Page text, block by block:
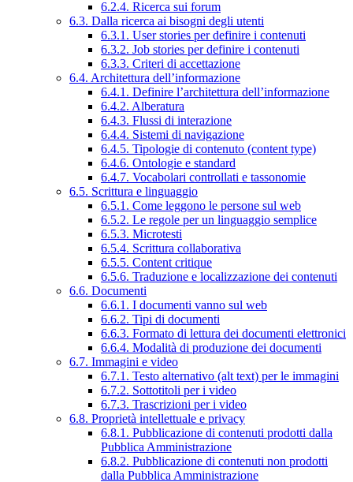
6.2.4. Ricerca sui forum
6.3. Dalla ricerca ai bisogni degli utenti
6.3.1. User stories per definire i contenuti
6.3.2. Job stories per definire i contenuti
6.3.3. Criteri di accettazione
6.4. Architettura dell’informazione
6.4.1. Definire l’architettura dell’informazione
6.4.2. Alberatura
6.4.3. Flussi di interazione
6.4.4. Sistemi di navigazione
6.4.5. Tipologie di contenuto (content type)
6.4.6. Ontologie e standard
6.4.7. Vocabolari controllati e tassonomie
6.5. Scrittura e linguaggio
6.5.1. Come leggono le persone sul web
6.5.2. Le regole per un linguaggio semplice
6.5.3. Microtesti
6.5.4. Scrittura collaborativa
6.5.5. Content critique
6.5.6. Traduzione e localizzazione dei contenuti
6.6. Documenti
6.6.1. I documenti vanno sul web
6.6.2. Tipi di documenti
6.6.3. Formato di lettura dei documenti elettronici
6.6.4. Modalità di produzione dei documenti
6.7. Immagini e video
6.7.1. Testo alternativo (alt text) per le immagini
6.7.2. Sottotitoli per i video
6.7.3. Trascrizioni per i video
6.8. Proprietà intellettuale e privacy
6.8.1. Pubblicazione di contenuti prodotti dalla
Pubblica Amministrazione
6.8.2. Pubblicazione di contenuti non prodotti
dalla Pubblica Amministrazione